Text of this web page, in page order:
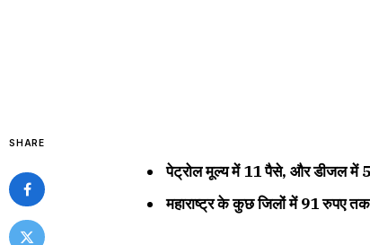
SHARE
पेट्रोल मूल्य में 11 पैसे, और डीजल में 5
महाराष्ट्र के कुछ जिलों में 91 रुपए